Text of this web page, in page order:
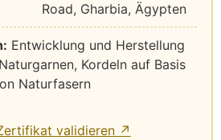
Road, Gharbia, Ägypten
Entwicklung und Herstellung
Kordeln auf Basis
Naturfasern
validieren ↗